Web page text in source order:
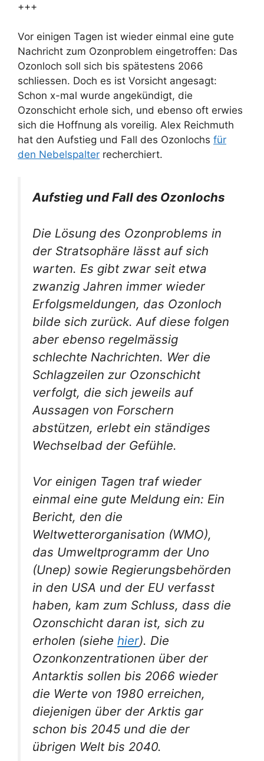
+++
Vor einigen Tagen ist wieder einmal eine gute
Nachricht zum Ozonproblem eingetroffen: Das
Ozonloch soll sich bis spätestens 2066
schliessen. Doch es ist Vorsicht angesagt:
Schon x-mal wurde angekündigt, die
Ozonschicht erhole sich, und ebenso oft erwies
sich die Hoffnung als voreilig. Alex Reichmuth
hat den Aufstieg und Fall des Ozonlochs für
den Nebelspalter recherchiert.
Aufstieg und Fall des Ozonlochs
Die Lösung des Ozonproblems in
der Stratsophäre lässt auf sich
warten. Es gibt zwar seit etwa
zwanzig Jahren immer wieder
Erfolgsmeldungen, das Ozonloch
bilde sich zurück. Auf diese folgen
aber ebenso regelmässig
schlechte Nachrichten. Wer die
Schlagzeilen zur Ozonschicht
verfolgt, die sich jeweils auf
Aussagen von Forschern
abstützen, erlebt ein ständiges
Wechselbad der Gefühle.
Vor einigen Tagen traf wieder
einmal eine gute Meldung ein: Ein
Bericht, den die
Weltwetterorganisation (WMO),
das Umweltprogramm der Uno
(Unep) sowie Regierungsbehörden
in den USA und der EU verfasst
haben, kam zum Schluss, dass die
Ozonschicht daran ist, sich zu
erholen (siehe hier). Die
Ozonkonzentrationen über der
Antarktis sollen bis 2066 wieder
die Werte von 1980 erreichen,
diejenigen über der Arktis gar
schon bis 2045 und die der
übrigen Welt bis 2040.